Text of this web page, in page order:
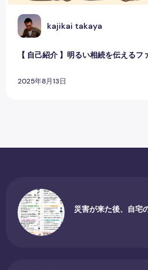
K kajikai takaya
【 自己紹介 】明るい相続を伝える
2025年8月13日
災害が来た後、自宅